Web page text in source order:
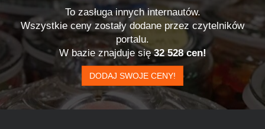
To zasługa innych internautów.
Wszystkie ceny zostały dodane przez czytelników
portalu.
W bazie znajduje się32 528 cen!
DODAJ SWOJE CENY!